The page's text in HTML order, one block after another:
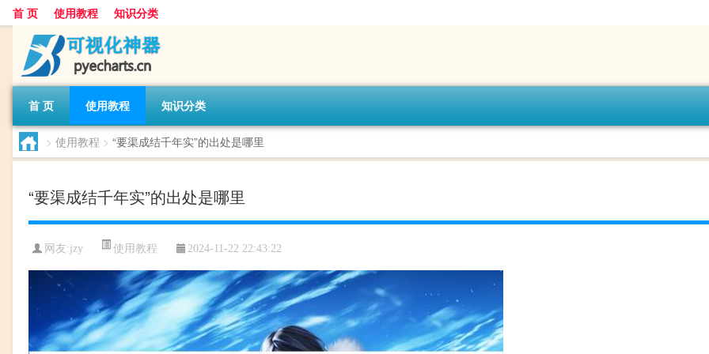
首 页 使用教程 知识分类
首 页 使用教程 知识分类
> 使用教程 > “要渠成结千年实”的出处是哪里
“要渠成结千年实”的出处是哪里
网友:jzy 使用教程 2024-11-22 22:43:22